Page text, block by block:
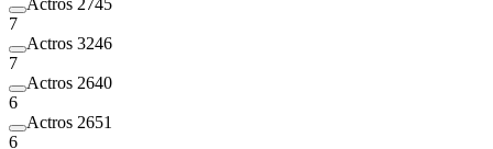
7
Actros 3246
7
Actros 2640
6
Actros 2651
6